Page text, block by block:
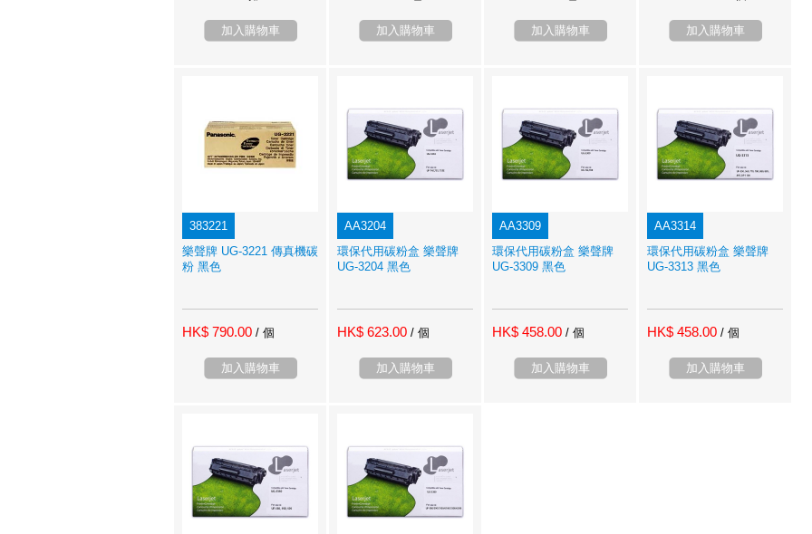
加入購物車 加入購物車 加入購物車 加入購物車
383221
樂聲牌 UG-3221 傳真機碳
粉 黑色
HK$ 790.00 / 個
加入購物車
AA3204
環保代用碳粉盒 樂聲牌
UG-3204 黑色
HK$ 623.00 / 個
加入購物車
AA3309
環保代用碳粉盒 樂聲牌
UG-3309 黑色
HK$ 458.00 / 個
加入購物車
AA3314
環保代用碳粉盒 樂聲牌
UG-3313 黑色
HK$ 458.00 / 個
加入購物車